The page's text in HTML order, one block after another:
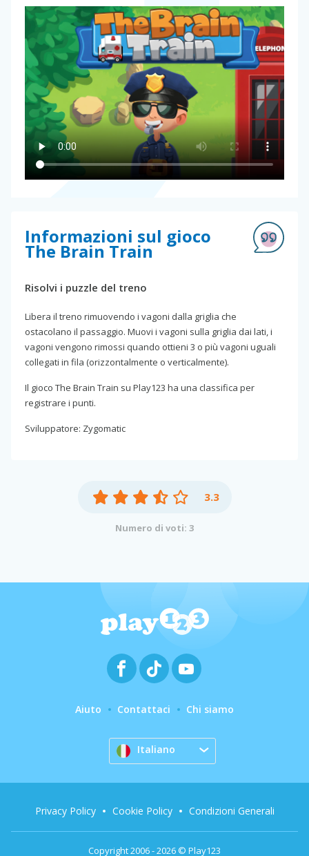
Informazioni sul gioco
The Brain Train
Risolvi i puzzle del treno
Libera il treno rimuovendo i vagoni dalla griglia che
ostacolano il passaggio. Muovi i vagoni sulla griglia dai lati, i
vagoni vengono rimossi quando ottieni 3 o più vagoni uguali
collegati in fila (orizzontalmente o verticalmente).
Il gioco The Brain Train su Play123 ha una classifica per
registrare i punti.
Sviluppatore: Zygomatic
3.3
Numero di voti: 3
Aiuto Contattaci Chi siamo
Italiano
Copyright 2006 - 2026 © Play123
Privacy Policy Cookie Policy Condizioni Generali